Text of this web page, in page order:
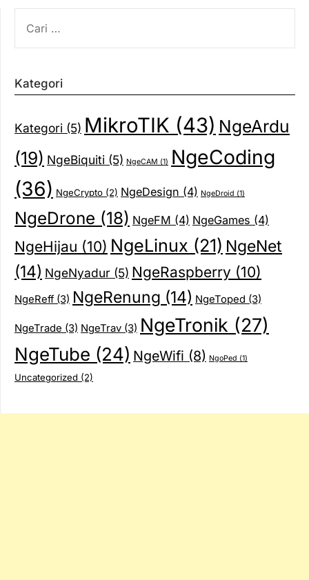
UNTUK:
Kategori
Kategori (5) MikroTIK (43) NgeArdu
(19) NgeBiquiti (5) NgeCAM (1) NgeCoding
(36) NgeCrypto (2) NgeDesign (4) NgeDroid (1)
NgeDrone (18) NgeFM (4) NgeGames (4)
NgeHijau (10) NgeLinux (21) NgeNet
(14) NgeNyadur (5) NgeRaspberry (10)
NgeReff (3) NgeRenung (14) NgeToped (3)
NgeTrade (3) NgeTrav (3) NgeTronik (27)
NgeTube (24) NgeWifi (8) NgoPed (1)
Uncategorized (2)